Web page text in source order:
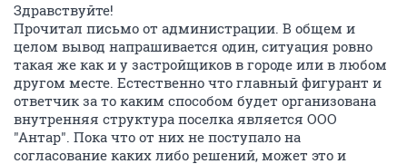
Здравствуйте!
Прочитал письмо от администрации. В общем и
целом вывод напрашивается один, ситуация ровно
такая же как и у застройщиков в городе или в любом
другом месте. Естественно что главный фигурант и
ответчик за то каким способом будет организована
внутренняя структура поселка является ООО
"Антар". Пока что от них не поступало на
согласование каких либо решений, может это и